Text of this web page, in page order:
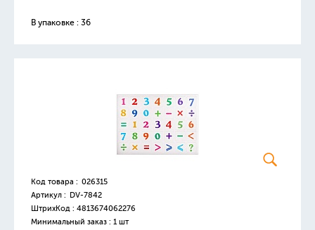
В упаковке : 36
Код товара : 026315
Артикул : DV-7842
ШтрихКод : 4813674062276
Минимальный заказ : 1 шт